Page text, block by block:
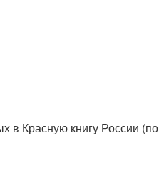
в Красную книгу России (по